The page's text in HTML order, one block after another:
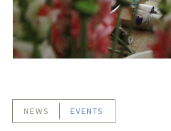
NEWS EVENTS